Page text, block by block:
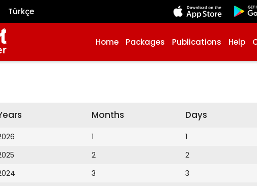
Türkçe
Home Packages Publications Help
Months
1
2
3
Days
1
2
3